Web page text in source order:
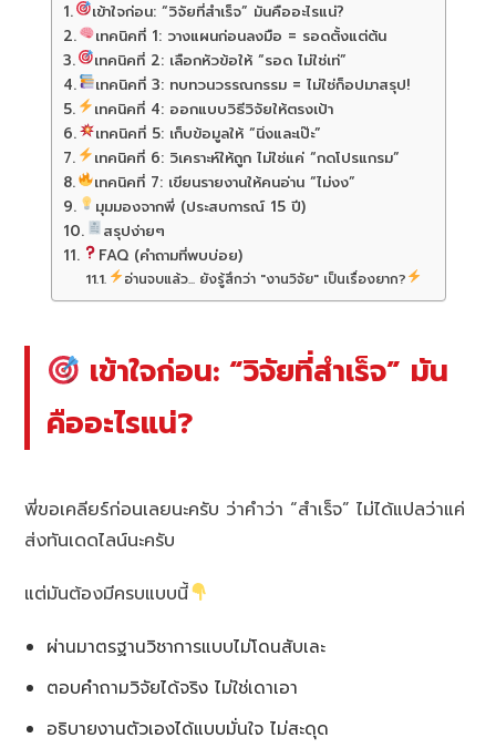
เข้าใจก่อน: “วิจัยที่สำเร็จ” มันคืออะไรแน่?
เทคนิคที่ 1: วางแผนก่อนลงมือ = รอดตั้งแต่ต้น
เทคนิคที่ 2: เลือกหัวข้อให้ “รอด ไม่ใช่เท่”
เทคนิคที่ 3: ทบทวนวรรณกรรม = ไม่ใช่ก็อปมาสรุป!
เทคนิคที่ 4: ออกแบบวิธีวิจัยให้ตรงเป้า
เทคนิคที่ 5: เก็บข้อมูลให้ “นิ่งและเป๊ะ”
เทคนิคที่ 6: วิเคราะห์ให้ถูก ไม่ใช่แค่ “กดโปรแกรม”
เทคนิคที่ 7: เขียนรายงานให้คนอ่าน “ไม่งง”
มุมมองจากพี่ (ประสบการณ์ 15 ปี)
สรุปง่ายๆ
FAQ (คำถามที่พบบ่อย)
อ่านจบแล้ว... ยังรู้สึกว่า "งานวิจัย" เป็นเรื่องยาก?
เข้าใจก่อน: “วิจัยที่สำเร็จ” มัน
คืออะไรแน่?
พี่ขอเคลียร์ก่อนเลยนะครับ ว่าคำว่า “สำเร็จ” ไม่ได้แปลว่าแค่
ส่งทันเดดไลน์นะครับ
แต่มันต้องมีครบแบบนี้
ผ่านมาตรฐานวิชาการแบบไม่โดนสับเละ
ตอบคำถามวิจัยได้จริง ไม่ใช่เดาเอา
อธิบายงานตัวเองได้แบบมั่นใจ ไม่สะดุด